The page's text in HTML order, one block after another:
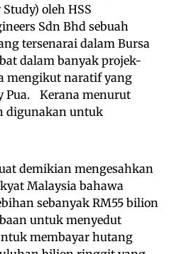
oleh HSS
Sdn Bhd sebuah
tersenarai dalam Bursa
dalam banyak projek-
mengikut naratif yang
Pua. Kerana menurut
digunakan untuk
demikian mengesahkan
Malaysia bahawa
sebanyak RM55 bilion
untuk menyedut
membayar hutang